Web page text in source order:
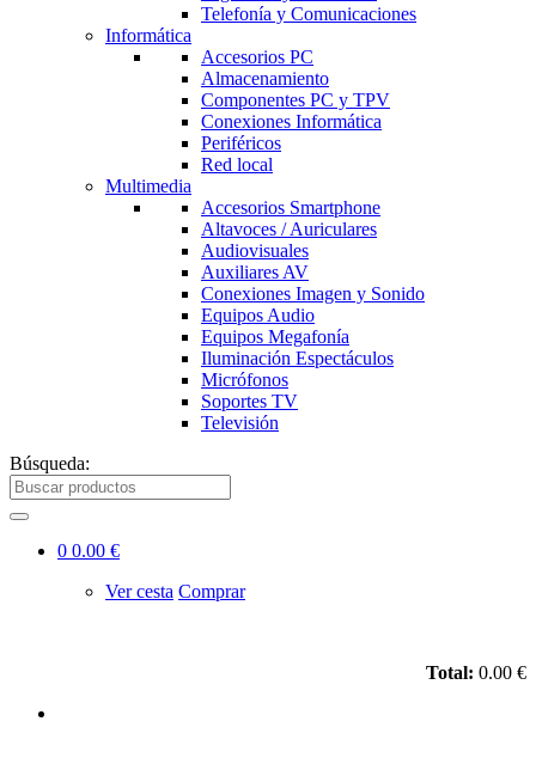
Telefonía y Comunicaciones
Informática
Accesorios PC
Almacenamiento
Componentes PC y TPV
Conexiones Informática
Periféricos
Red local
Multimedia
Accesorios Smartphone
Altavoces / Auriculares
Audiovisuales
Auxiliares AV
Conexiones Imagen y Sonido
Equipos Audio
Equipos Megafonía
Iluminación Espectáculos
Micrófonos
Soportes TV
Televisión
Búsqueda:
0 0.00 €
Ver cesta Comprar
Total: 0.00 €